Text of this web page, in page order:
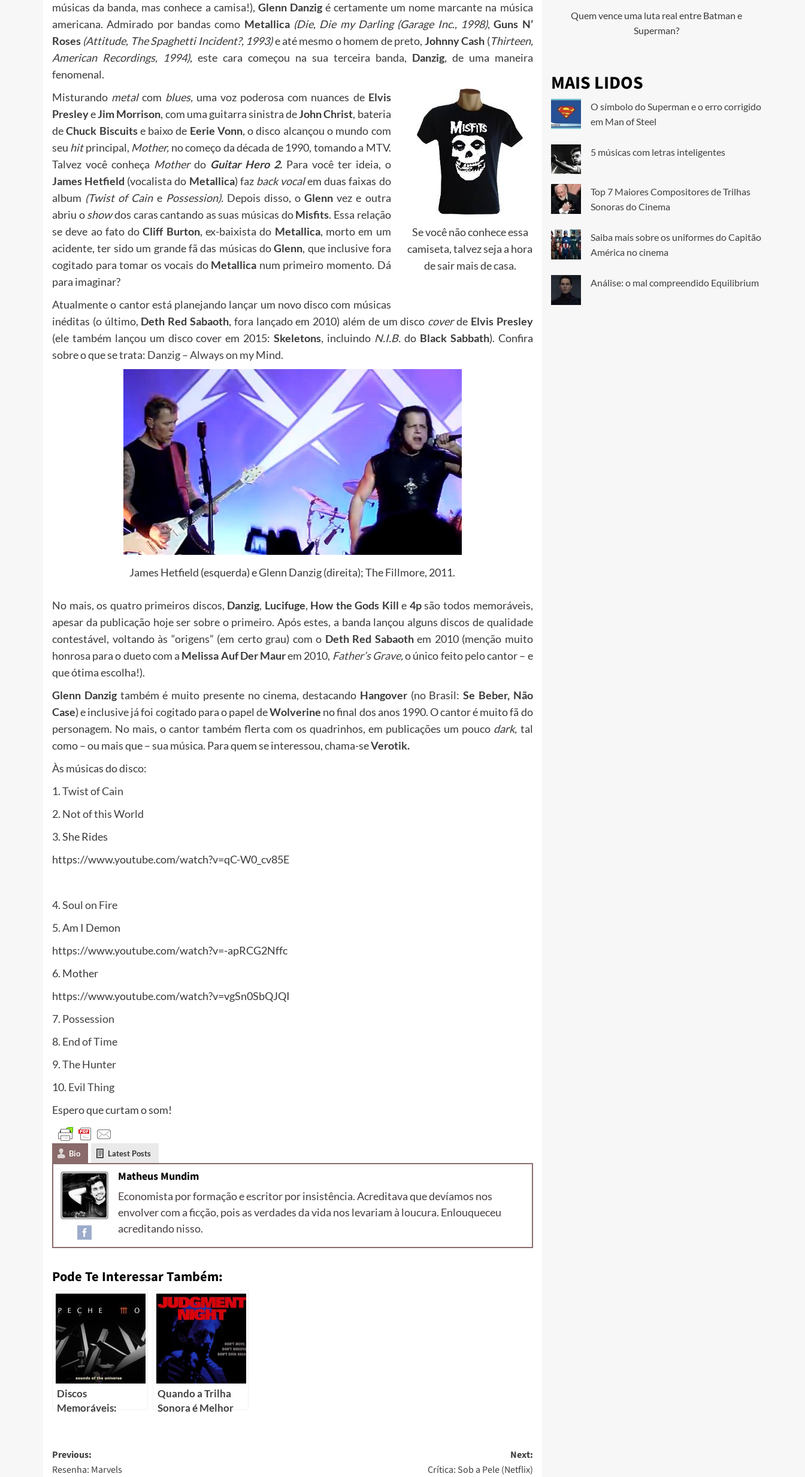
músicas da banda, mas conhece a camisa!), Glenn Danzigé certamente um nome marcante na música
americana. Admirado por bandas como Metallica (Die, Die my Darling (Garage Inc., 1998),Guns N’
Roses (Attitude, The Spaghetti Incident?, 1993)e até mesmo o homem de preto, Johnny Cash (Thirteen,
American Recordings, 1994), este cara começou na sua terceira banda, Danzig, de uma maneira
fenomenal.
Se você não conhece essa
camiseta, talvez seja a hora
de sair mais de casa.
Misturando metalcom blues, uma voz poderosa com nuances de Elvis
PresleyeJim Morrison, com uma guitarra sinistra deJohn Christ, bateria
deChuck Biscuitse baixo de Eerie Vonn, o disco alcançou o mundo com
seu hitprincipal, Mother, no começo da década de 1990, tomando a MTV.
Talvez você conheça Mother do Guitar Hero 2. Para você ter ideia, o
James Hetfield (vocalista do Metallica) faz back vocalem duas faixas do
album (Twist of Cain e Possession). Depois disso, oGlennvez e outra
abriu oshowdos caras cantando as suas músicas doMisfits. Essa relação
se deve ao fato doCliff Burton, ex-baixista do Metallica, morto em um
acidente, ter sido um grande fã das músicas doGlenn, que inclusive fora
cogitado para tomar os vocais do Metallica num primeiro momento. Dá
para imaginar?
Atualmente o cantor está planejando lançar um novo disco com músicas
inéditas (o último, Deth Red Sabaoth, fora lançado em 2010) além de um disco coverde Elvis Presley
(ele também lançou um disco cover em 2015:Skeletons, incluindo N.I.B. do Black Sabbath). Confira
sobre o que se trata: Danzig – Always on my Mind.
James Hetfield (esquerda) e Glenn Danzig (direita); The Fillmore, 2011.
No mais, os quatro primeiros discos, Danzig, Lucifuge, How the Gods Kille 4psão todos memoráveis,
apesar da publicação hoje ser sobre o primeiro. Após estes, a banda lançou alguns discos de qualidade
contestável, voltando às “origens” (em certo grau) com o Deth Red Sabaoth em 2010 (menção muito
honrosa para o dueto com a Melissa Auf Der Maurem 2010, Father’s Grave,o único feito pelo cantor – e
que ótima escolha!).
Glenn Danzigtambém é muito presente no cinema, destacando Hangover (no Brasil: Se Beber, Não
Case) e inclusive já foi cogitado para o papel deWolverine no final dos anos 1990. O cantor é muito fã do
personagem. No mais, o cantor também flerta com os quadrinhos, em publicações um pouco dark, tal
como – ou mais que – sua música. Para quem se interessou, chama-seVerotik.
Às músicas do disco:
1.Twist of Cain
2. Not of this World
3. She Rides
https://www.youtube.com/watch?v=qC-W0_cv85E
4.Soul on Fire
5. Am I Demon
https://www.youtube.com/watch?v=-apRCG2Nffc
6. Mother
https://www.youtube.com/watch?v=vgSn0SbQJQI
7. Possession
8. End of Time
9.The Hunter
10. Evil Thing
Espero que curtam o som!
Bio Latest Posts
Matheus Mundim
Economista por formação e escritor por insistência. Acreditava que devíamos nos
envolver com a ficção, pois as verdades da vida nos levariam à loucura. Enlouqueceu
acreditando nisso.
Pode Te Interessar Também:
Discos
Memoráveis:
Quando a Trilha
Sonora é Melhor
Previous:
Resenha: Marvels
Next:
Crítica: Sob a Pele (Netflix)
Quem vence uma luta real entre Batman e
Superman?
MAIS LIDOS
O símbolo do Superman e o erro corrigido
em Man of Steel
5 músicas com letras inteligentes
Top 7 Maiores Compositores de Trilhas
Sonoras do Cinema
Saiba mais sobre os uniformes do Capitão
América no cinema
Análise: o mal compreendido Equilibrium